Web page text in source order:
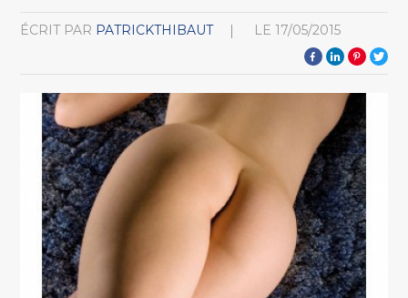
ÉCRIT PAR PATRICKTHIBAUT LE 17/05/2015